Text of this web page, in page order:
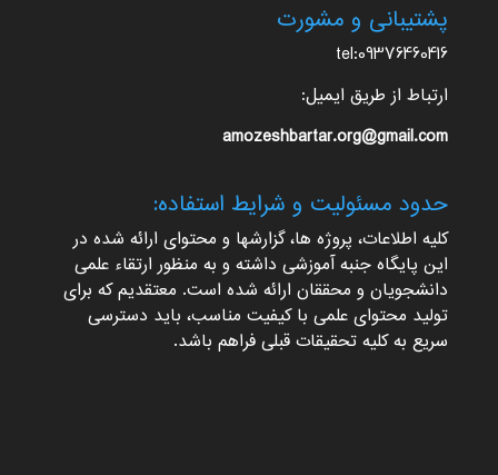
پشتیبانی و مشورت
tel:09376460416
ارتباط از طریق ایمیل:
amozeshbartar.org@gmail.com
حدود مسئولیت و شرایط استفاده:
کلیه اطلاعات، پروژه ها، گزارشها و محتوای ارائه شده در
این پایگاه جنبه آموزشی داشته و به منظور ارتقاء علمی
دانشجویان و محققان ارائه شده است. معتقدیم که برای
تولید محتوای علمی با کیفیت مناسب، باید دسترسی
سریع به کلیه تحقیقات قبلی فراهم باشد.